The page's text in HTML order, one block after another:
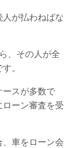
が払わねばな
、その人が全
。
ースが多数で
ーン審査を受
車をローン会